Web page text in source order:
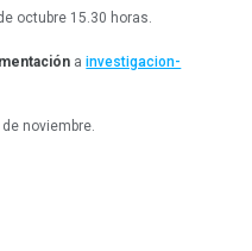
octubre 15.30 horas.
ainvestigacion-
noviembre.